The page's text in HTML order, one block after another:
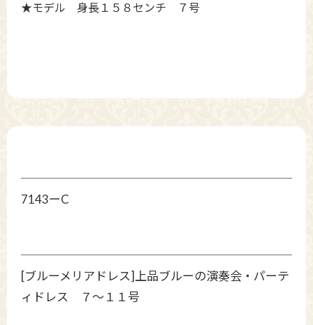
★モデル 身長１５８センチ ７号
7143ーC
[ブルーメリアドレス]上品ブルーの演奏会・パーテ
ィドレス ７～１１号